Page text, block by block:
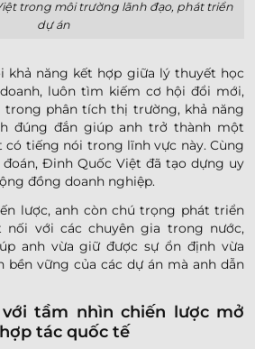
trong môi trường lãnh đạo, phát triển
dự án
khả năng kết hợp giữa lý thuyết học
luôn tìm kiếm cơ hội đổi mới,
trong phân tích thị trường, khả năng
đúng đắn giúp anh trở thành một
tiếng nói trong lĩnh vực này. Cùng
Đinh Quốc Việt đã tạo dựng uy
đồng doanh nghiệp.
lược, anh còn chú trọng phát triển
nối với các chuyên gia trong nước,
anh vừa giữ được sự ổn định vừa
bền vững của các dự án mà anh dẫn
tầm nhìn chiến lược mở
tác quốc tế